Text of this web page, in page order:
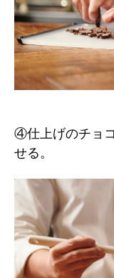
④仕上げのチョ
せる。